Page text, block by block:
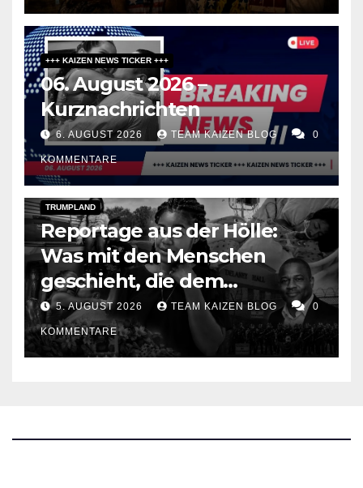
+++ KAIZEN NEWS TICKER +++
06. August 2026 –
Kurznachrichten
6. AUGUST 2026 TEAM KAIZEN BLOG 0
KOMMENTARE
DARK AMERICA
TRUMPLAND
Reportage aus der Hölle:
Was mit den Menschen
geschieht, die dem
amerikanischen
Heimatschutz in die Hände
fallen
5. AUGUST 2026 TEAM KAIZEN BLOG 0
KOMMENTARE